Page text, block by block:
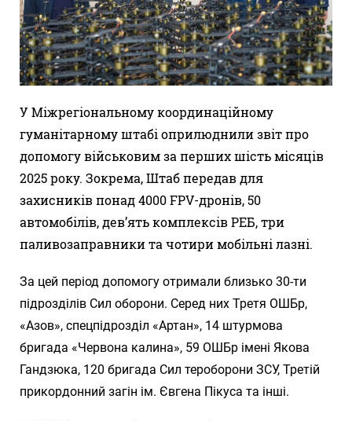
У Міжрегіональному координаційному
гуманітарному штабі оприлюднили звіт про
допомогу військовим за перших шість місяців
2025 року. Зокрема, Штаб передав для
захисників понад 4000 FPV-дронів, 50
автомобілів, девʼять комплексів РЕБ, три
паливозаправники та чотири мобільні лазні.
За цей період допомогу отримали близько 30-ти
підрозділів Сил оборони. Серед них Третя ОШБр,
«Азов», спецпідрозділ «Артан», 14 штурмова
бригада «Червона калина», 59 ОШБр імені Якова
Гандзюка, 120 бригада Сил тероборони ЗСУ, Третій
прикордонний загін ім. Євгена Пікуса та інші.